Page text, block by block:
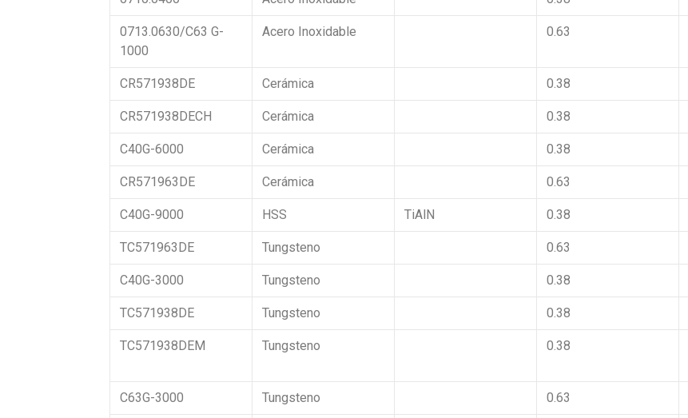
0713.0630/C63 G-
1000
Acero Inoxidable 0.63
CR571938DE Cerámica 0.38
CR571938DECH Cerámica 0.38
C40G-6000 Cerámica 0.38
CR571963DE Cerámica 0.63
C40G-9000 HSS TiAlN 0.38
TC571963DE Tungsteno 0.63
C40G-3000 Tungsteno 0.38
TC571938DE Tungsteno 0.38
TC571938DEM Tungsteno 0.38
C63G-3000 Tungsteno 0.63